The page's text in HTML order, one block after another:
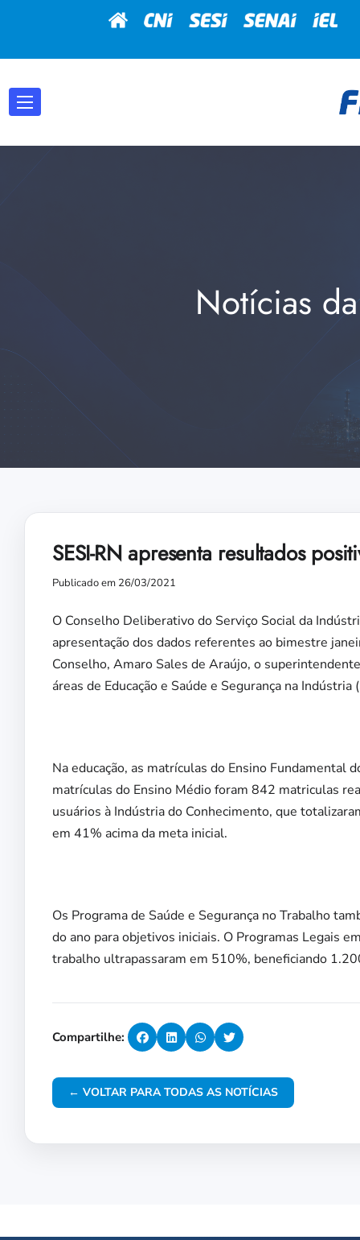
Notícias
SESI-RN apresenta resultados
Publicado em 26/03/2021
O Conselho Deliberativo do Serviço Social da
apresentação dos dados referentes ao bimestre
Conselho, Amaro Sales de Araújo, o
áreas de Educação e Saúde e Segurança na Indústria
Na educação, as matrículas do Ensino Fundamental
matrículas do Ensino Médio foram 842 matriculas
usuários à Indústria do Conhecimento, que
em 41% acima da meta inicial.
Os Programa de Saúde e Segurança no Trabalho
do ano para objetivos iniciais. O Programas Legais
trabalho ultrapassaram em 510%, beneficiando
Compartilhe:
← VOLTAR PARA TODAS AS NOTÍCIAS